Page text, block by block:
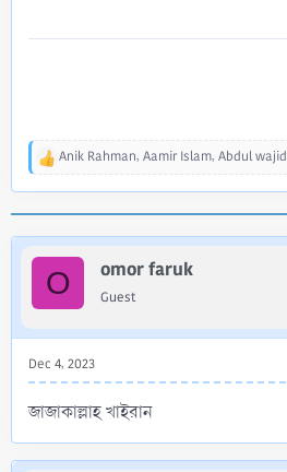
R
:
Anik Rahman, Aamir Islam, Abdul wajid
O omor faruk
Guest
Dec 4, 2023
জাজাকাল্লাহ খাইরান